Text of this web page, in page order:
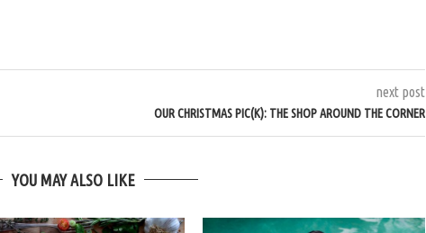
next post
OUR CHRISTMAS PIC(K): THE SHOP AROUND THE CORNER
YOU MAY ALSO LIKE